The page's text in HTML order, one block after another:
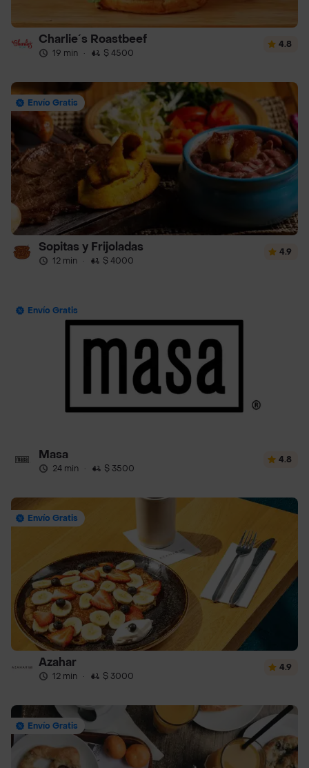
Charlie´s Roastbeef
19 min · $ 4500
4.8
Envío Gratis
Sopitas y Frijoladas
12 min · $ 4000
4.9
Envío Gratis
Masa
24 min · $ 3500
4.8
Envío Gratis
Azahar
12 min · $ 3000
4.9
Envío Gratis